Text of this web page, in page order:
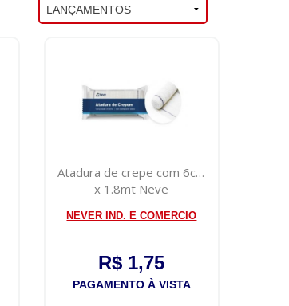
Atadura de crepe com 6cm
x 1.8mt Neve
NEVER IND. E COMERCIO
R$ 1,75
PAGAMENTO À VISTA